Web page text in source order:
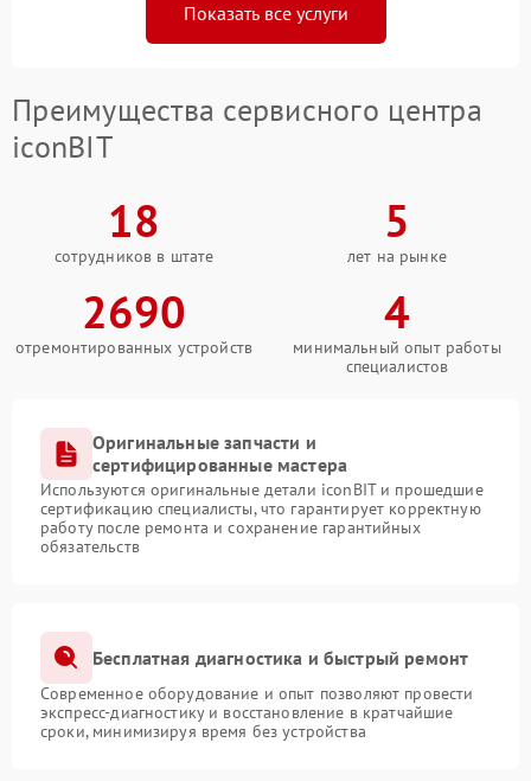
Показать все услуги
Преимущества сервисного центра
iconBIT
18
сотрудников в штате
5
лет на рынке
2690
отремонтированных устройств
4
минимальный опыт работы
специалистов
Оригинальные запчасти и
сертифицированные мастера
Используются оригинальные детали iconBIT и прошедшие
сертификацию специалисты, что гарантирует корректную
работу после ремонта и сохранение гарантийных
обязательств
Бесплатная диагностика и быстрый ремонт
Современное оборудование и опыт позволяют провести
экспресс-диагностику и восстановление в кратчайшие
сроки, минимизируя время без устройства